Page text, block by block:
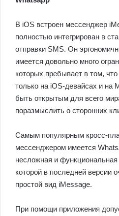
В iOS встроен мессенджер
полностью интегрирован в
отправки SMS. Он
имеется довольно много
которых пребывает в том,
только на iOS-девайсах и на
быть открытым для всего
поразмыслить о сторонних
Самым популярным кросс-
мессенджером имеется
несложная и
которой в последней версии
простой вид iMessage.
При помощи приложения